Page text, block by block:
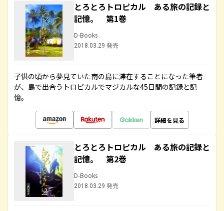
とろとろトロピカル ある旅の記録と
記憶。 第1巻
D-Books
2018.03.29 発売
子供の頃から夢見ていた南の島に滞在することになった筆者
が、島で出合うトロピカルでマジカルな45日間の記録と記
憶。
詳細を見る
とろとろトロピカル ある旅の記録と
記憶。 第2巻
D-Books
2018.03.29 発売